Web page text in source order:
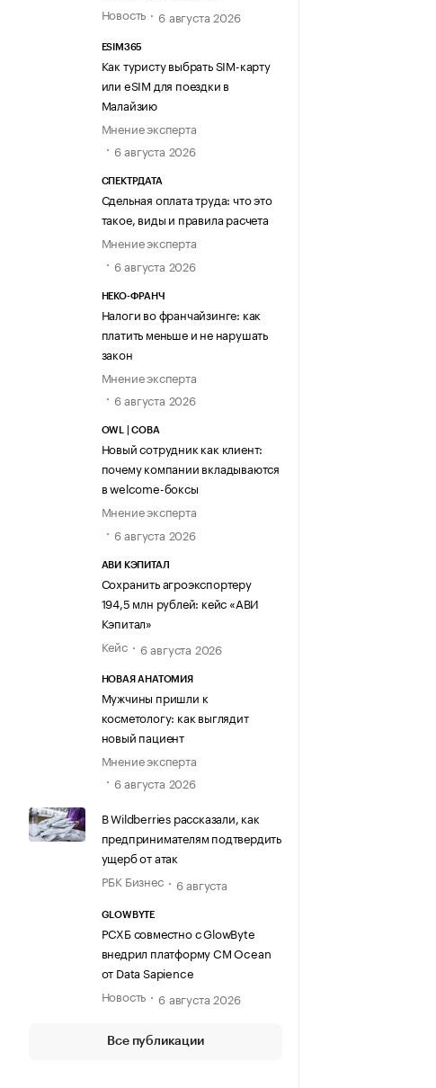
Новость
6 августа 2026
ESIM365
Как туристу выбрать SIM-карту
или eSIM для поездки в
Малайзию
Мнение эксперта
6 августа 2026
СПЕКТРДАТА
Сдельная оплата труда: что это
такое, виды и правила расчета
Мнение эксперта
6 августа 2026
НЕКО-ФРАНЧ
Налоги во франчайзинге: как
платить меньше и не нарушать
закон
Мнение эксперта
6 августа 2026
OWL | СОВА
Новый сотрудник как клиент:
почему компании вкладываются
в welcome-боксы
Мнение эксперта
6 августа 2026
АВИ КЭПИТАЛ
Сохранить агроэкспортеру
194,5 млн рублей: кейс «АВИ
Кэпитал»
Кейс
6 августа 2026
НОВАЯ АНАТОМИЯ
Мужчины пришли к
косметологу: как выглядит
новый пациент
Мнение эксперта
6 августа 2026
В Wildberries рассказали, как
предпринимателям подтвердить
ущерб от атак
РБК Бизнес
6 августа
GLOWBYTE
РСХБ совместно с GlowByte
внедрил платформу CM Ocean
от Data Sapience
Новость
6 августа 2026
Все публикации